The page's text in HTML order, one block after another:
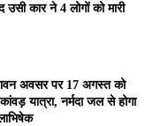
कार ने 4 लोगों को मारी
अवसर पर 17 अगस्त को
यात्रा, नर्मदा जल से होगा